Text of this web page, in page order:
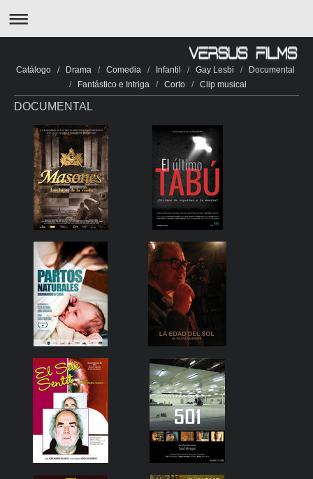
Catálogo / Drama / Comedia / Infantil / Gay Lesbi /
Documental
/
Fantástico e Intriga/ Corto / Clip musical
DOCUMENTAL